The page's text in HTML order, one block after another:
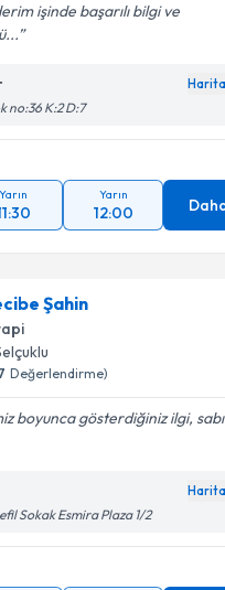
işinde başarılı bilgi ve
no:36 K:2 D:7
Yarın Yarın
12:00
Şahin
Değerlendirme)
boyunca gösterdiğiniz ilgi,
Sokak Esmira Plaza 1/2